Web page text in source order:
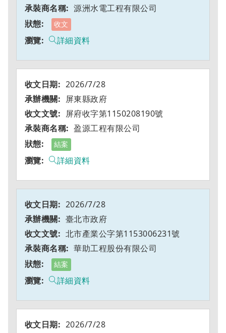
源洲水電工程有限公司
收文
詳細資料
2026/7/28
屏東縣政府
屏府收字第1150208190號
盈源工程有限公司
結案
詳細資料
2026/7/28
臺北市政府
北市產業公字第1153006231號
華助工程股份有限公司
結案
詳細資料
2026/7/28